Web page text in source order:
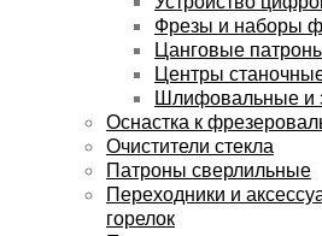
Фрезы и наборы
Цанговые
Центры
Шлифовальные и
Оснастка к
Очистители стекла
Патроны сверлильные
Переходники и
горелок